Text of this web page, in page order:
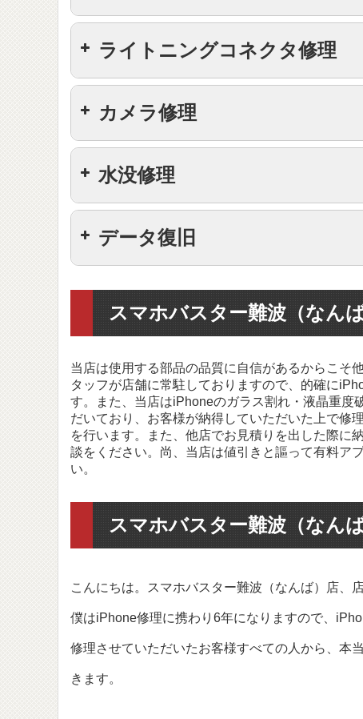
iPhone11
iPhoneXR
iPhoneXS Max
iPhoneXS
iPhoneX
iPhone8 Plus
iPhone8
iPhone7 Plus
iPhoneSE
iPhone6S Plus
iPhone6S
iPhone6
iPhone5S
iPhone5C
iPhone5
iPhone11 Pro Max
iPhone11 Pro
iPhone11
iPhoneXR
iPhoneXS Max
iPhoneXS
iPhoneX
iPhone8
iPhone7
iPhoneSE
iPhone6S
iPhone5S
iPhone5C
iPhone5
iPhone11 Pro Max
iPhone11 Pro
iPhone11
iPhoneXR
iPhoneXS Max
iPhoneXS
iPhone8 Plus
iPhone8
iPhone7 Plus
iPhone7
iPhone6S Plus
iPhone6
iPhone5S
ライトニングコネクタ修理
iPhone11 Pro Max
iPhone11 Pro
iPhone11
iPhoneXR
iPhoneXS Max
iPhoneXS
iPhoneX
iPhone8 Plus
iPhone8
iPhone7
iPhoneSE
iPhone6S Plus
iPhone6S
カメラ修理
iPhone11 Pro Max
iPhone11 Pro
iPhoneXR
iPhoneXS
iPhoneX
iPhone8 Plus
iPhone8
iPhone7 Plus
iPhoneSE
iPhone6S Plus
iPhone6S
水没修理
iPhone11 Pro Max
iPhone11 Pro
iPhone11
iPhoneXR
iPhoneXS Max
iPhoneXS
iPhone8 Plus
iPhone7
iPhoneSE
データ復旧
iPhone11 Pro Max
iPhone11 Pro
iPhone11
iPhoneXR
iPhoneXS
iPhoneX
iPhone8 Plus
iPhone8
スマホバスター難波（なん
当店は使用する部品の品質に自信があるからこそ
タッフが店舗に常駐しておりますので、的確に
す。また、当店はiPhoneのガラス割れ・液晶重度
だいており、お客様が納得していただいた上で修
を行います。また、他店でお見積りを出した際に
談をください。尚、当店は値引きと謳って有料ア
い。
スマホバスター難波（なん
こんにちは。スマホバスター難波（なんば）店、
僕はiPhone修理に携わり6年になりますので、
修理させていただいたお客様すべての人から、本
きます。